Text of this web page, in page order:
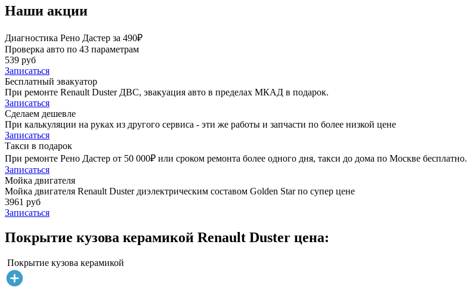
Наши акции
Диагностика Рено Дастер за 490₽
Проверка авто по 43 параметрам
539 руб
Записаться
Бесплатный эвакуатор
При ремонте Renault Duster ДВС, эвакуация авто в пределах МКАД в подарок.
Записаться
Сделаем дешевле
При калькуляции на руках из другого сервиса - эти же работы и запчасти по более низкой цене
Записаться
Такси в подарок
При ремонте Рено Дастер от 50 000₽ или сроком ремонта более одного дня, такси до дома по Москве бесплатно.
Записаться
Мойка двигателя
Мойка двигателя Renault Duster диэлектрическим составом Golden Star по супер цене
3961 руб
Записаться
Покрытие кузова керамикой Renault Duster цена:
Покрытие кузова керамикой